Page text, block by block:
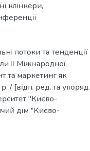
клінкери,
потоки та тенденції
ІІ Міжнародної
та маркетинг як
/ [відп. ред. та упоряд.
"Києво-
дім "Києво-